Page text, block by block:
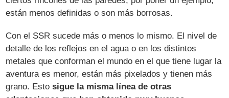
están menos definidas o son más borrosas.
Con el SSR sucede más o menos lo mismo. El nivel de
detalle de los reflejos en el agua o en los distintos
metales que conforman el mundo en el que tiene lugar la
aventura es menor, están más pixelados y tienen más
grano. Estosigue la misma línea de otras